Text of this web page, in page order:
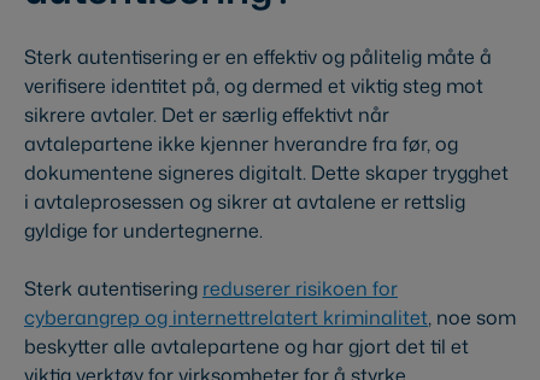
Sterk autentisering er en effektiv og pålitelig måte å
verifisere identitet på, og dermed et viktig steg mot
sikrere avtaler. Det er særlig effektivt når
avtalepartene ikke kjenner hverandre fra før, og
dokumentene signeres digitalt. Dette skaper trygghet
i avtaleprosessen og sikrer at avtalene er rettslig
gyldige for undertegnerne.
Sterk autentisering reduserer risikoen for
cyberangrep og internettrelatert kriminalitet, noe som
beskytter alle avtalepartene og har gjort det til et